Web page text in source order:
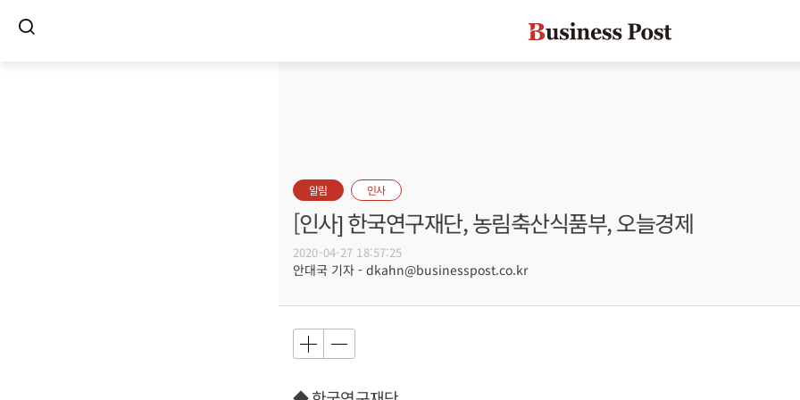
알림 인사
[인사] 한국연구재단, 농림축산식품부, 오늘경제
2020-04-27 18:57:25
안대국 기자 - dkahn@businesspost.co.kr